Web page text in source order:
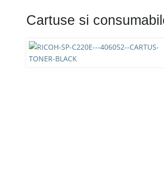
Cartuse si